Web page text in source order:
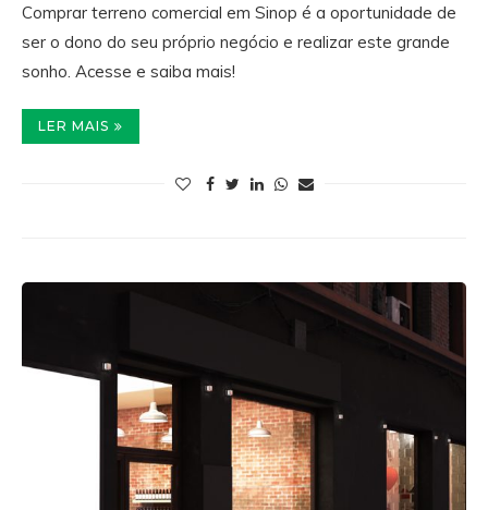
Comprar terreno comercial em Sinop é a oportunidade de
ser o dono do seu próprio negócio e realizar este grande
sonho. Acesse e saiba mais!
LER MAIS